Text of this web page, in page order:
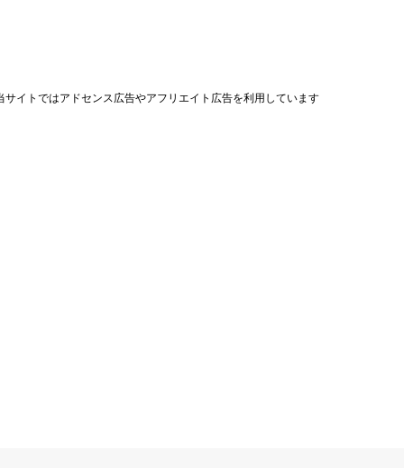
サイトではアドセンス広告やアフリエイト広告を利用しています